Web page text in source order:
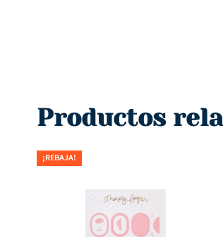
Productos
¡REBAJA!